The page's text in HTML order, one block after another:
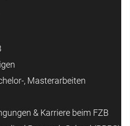
, Masterarbeiten
& Karriere beim FZB